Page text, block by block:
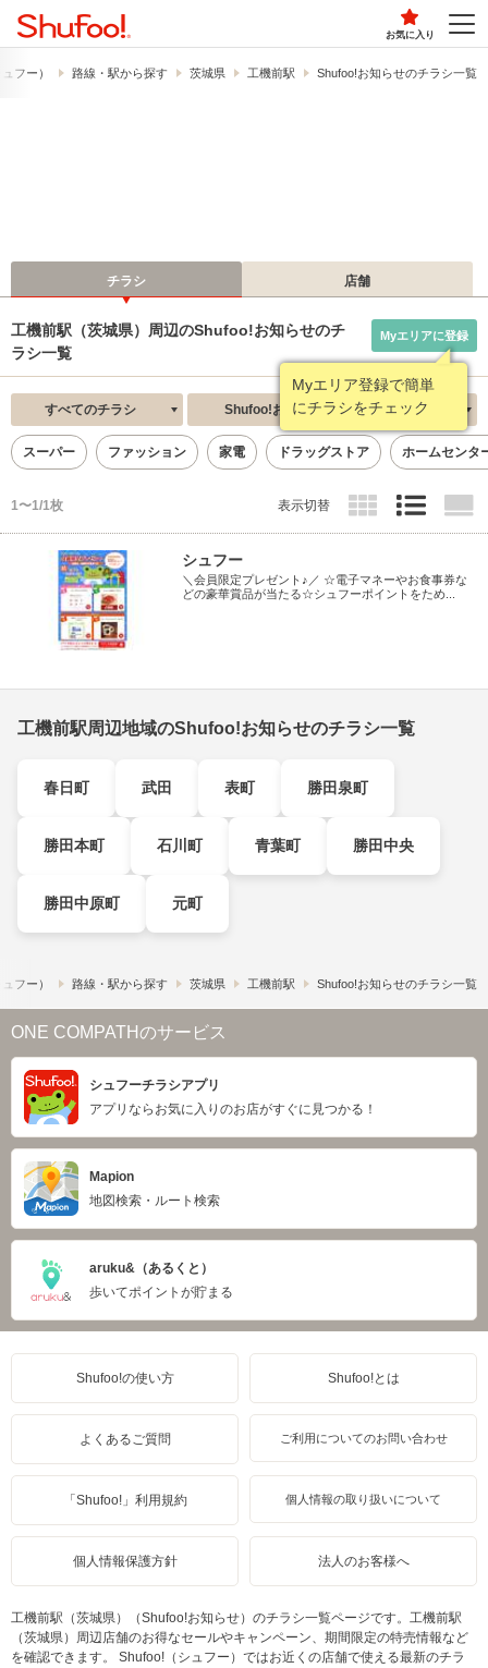
お気に入り
フー） 路線・駅から探す 茨城県 工機前駅 Shufoo!お知らせのチラシ一覧
チラシ 店舗
工機前駅（茨城県）周辺のShufoo!お知らせのチ
ラシ一覧
Myエリア登録で簡単
にチラシをチェック
Myエリアに登録
すべてのチラシ Shufoo!お知らせ 新着順
スーパー ファッション 家電 ドラッグストア ホームセンタ
1〜1/1枚 表示切替
シュフー
＼会員限定プレゼント♪／ ☆電子マネーやお食事券な
どの豪華賞品が当たる☆シュフーポイントをため...
工機前駅周辺地域のShufoo!お知らせのチラシ一覧
春日町 武田 表町 勝田泉町
勝田本町 石川町 青葉町 勝田中央
勝田中原町 元町
フー） 路線・駅から探す 茨城県 工機前駅 Shufoo!お知らせのチラシ一覧
ONE COMPATHのサービス
シュフーチラシアプリ
アプリならお気に入りのお店がすぐに見つかる！
Mapion
地図検索・ルート検索
aruku&（あるくと）
歩いてポイントが貯まる
Shufoo!の使い方 Shufoo!とは
よくあるご質問 ご利用についてのお問い合わせ
「Shufoo!」利用規約 個人情報の取り扱いについて
個人情報保護方針 法人のお客様へ
工機前駅（茨城県）（Shufoo!お知らせ）のチラシ一覧ページです。工機前駅
（茨城県）周辺店舗のお得なセールやキャンペーン、期間限定の特売情報など
を確認できます。 Shufoo!（シュフー）ではお近くの店舗で使える最新のチラ